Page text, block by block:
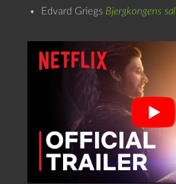
Edvard Griegs Bjergkongens sal